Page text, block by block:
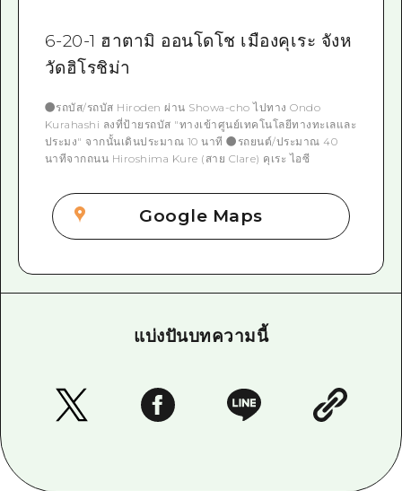
6-20-1 ฮาตามิ ออนโดโช เมืองคุเระ จังห
วัดฮิโรชิม่า
●รถบัส/รถบัส Hiroden ผ่าน Showa-cho ไปทาง Ondo
Kurahashi ลงที่ป้ายรถบัส "ทางเข้าศูนย์เทคโนโลยีทางทะเลและ
ประมง" จากนั้นเดินประมาณ 10 นาที ●รถยนต์/ประมาณ 40
นาทีจากถนน Hiroshima Kure (สาย Clare) คุเระ ไอซี
Google Maps
แบ่งปันบทความนี้